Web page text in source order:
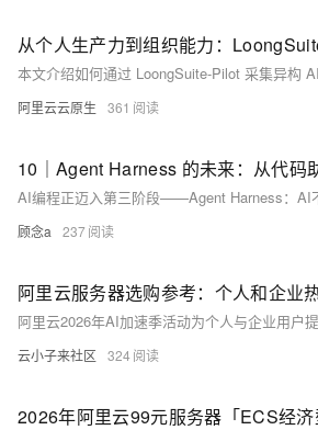
阿里云云原生 361
10｜Agent Harness 的未来：从代码
顾念a 237
云小子来社区 324